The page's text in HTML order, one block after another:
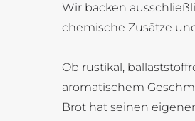
Herzhaft
Wir backen
chemische Zusätze
Ob rustikal,
aromatischem
Brot hat seinen